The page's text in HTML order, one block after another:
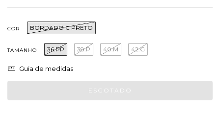
COR BORDADO C PRETO
TAMANHO 36.PP 38.P 40.M 42.G
Guia de medidas